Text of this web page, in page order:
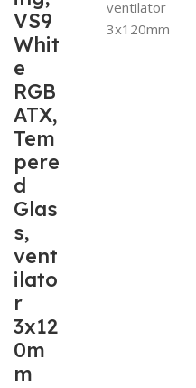
VS9
Whit
e
RGB
ATX,
Tem
pere
d
Glas
s,
vent
ilato
r
3x12
0m
m
ventilator
3x120mm